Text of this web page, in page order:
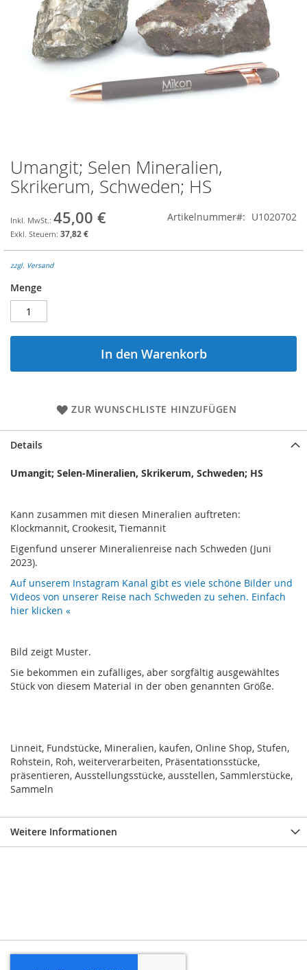
Zum
Anfang
der
springen
Umangit; Selen Mineralien,
Skrikerum, Schweden; HS
45,00 €
37,82 €
Artikelnummer U1020702
zzgl. Versand
Menge
In den Warenkorb
ZUR WUNSCHLISTE HINZUFÜGEN
Details
Umangit; Selen-Mineralien, Skrikerum, Schweden; HS
Kann zusammen mit diesen Mineralien auftreten:
Klockmannit, Crookesit, Tiemannit
Eigenfund unserer Mineralienreise nach Schweden (Juni
2023).
Auf unserem Instagram Kanal gibt es viele schöne Bilder und
Videos von unserer Reise nach Schweden zu sehen. Einfach
hier klicken «
Bild zeigt Muster.
Sie bekommen ein zufälliges, aber sorgfältig ausgewähltes
Stück von diesem Material in der oben genannten Größe.
Linneit, Fundstücke, Mineralien, kaufen, Online Shop, Stufen,
Rohstein, Roh, weiterverarbeiten, Präsentationsstücke,
präsentieren, Ausstellungsstücke, ausstellen, Sammlerstücke,
Sammeln
Weitere Informationen